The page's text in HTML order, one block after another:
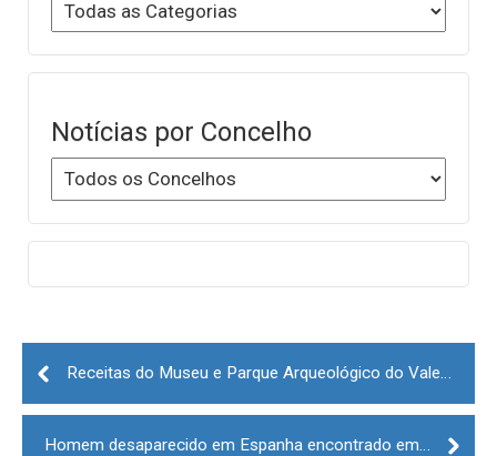
Notícias por Concelho
Post
navigation